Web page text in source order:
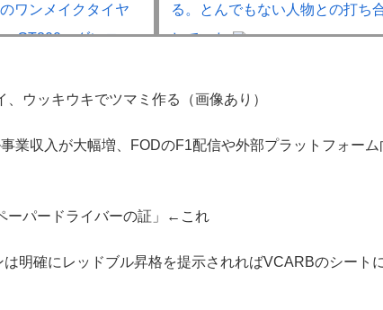
ワンメイクタイヤ
GT300→ダンロッ
年契約延長に向けア
る。とんでもない人物との打ち
していた
時の悲しさは異常ｗｗｗｗ
感想で草
、ウッキウキでツマミ作る（画像あり）
業収入が大幅増、FODのF1配信や外部プラットフォーム
ーパードライバーの証」←これ
明確にレッドブル昇格を提示されればVCARBのシート